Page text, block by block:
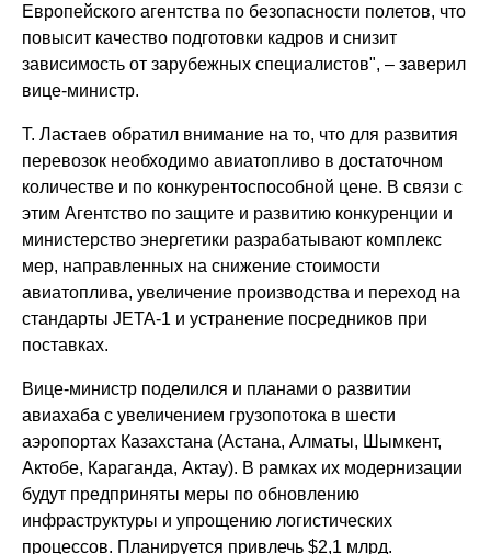
Европейского агентства по безопасности полетов, что
повысит качество подготовки кадров и снизит
зависимость от зарубежных специалистов", – заверил
вице-министр.
Т. Ластаев обратил внимание на то, что для развития
перевозок необходимо авиатопливо в достаточном
количестве и по конкурентоспособной цене. В связи с
этим Агентство по защите и развитию конкуренции и
министерство энергетики разрабатывают комплекс
мер, направленных на снижение стоимости
авиатоплива, увеличение производства и переход на
стандарты JETA-1 и устранение посредников при
поставках.
Вице-министр поделился и планами о развитии
авиахаба с увеличением грузопотока в шести
аэропортах Казахстана (Астана, Алматы, Шымкент,
Актобе, Караганда, Актау). В рамках их модернизации
будут предприняты меры по обновлению
инфраструктуры и упрощению логистических
процессов. Планируется привлечь $2,1 млрд.